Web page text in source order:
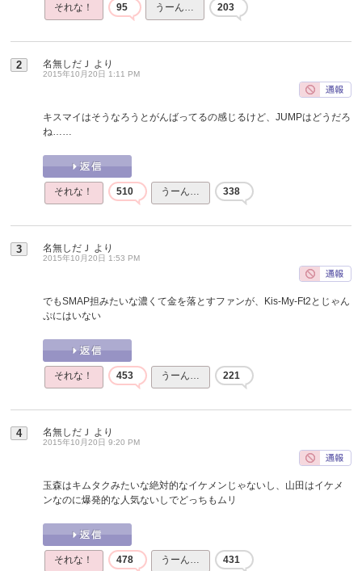
それな！ 95 うーん… 203
2 名無しだＪ より
2015年10月20日 1:11 PM
キスマイはそうなろうとがんばってるの感じるけど、JUMPはどうだろ
ね……
それな！ 510 うーん… 338
3 名無しだＪ より
2015年10月20日 1:53 PM
でもSMAP担みたいな濃くて金を落とすファンが、Kis-My-Ft2とじゃん
ぷにはいない
それな！ 453 うーん… 221
4 名無しだＪ より
2015年10月20日 9:20 PM
玉森はキムタクみたいな絶対的なイケメンじゃないし、山田はイケメ
ンなのに爆発的な人気ないしでどっちもムリ
それな！ 478 うーん… 431